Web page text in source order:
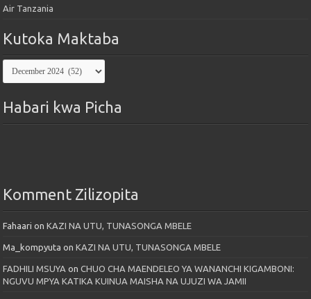
Air Tanzania
Kutoka Maktaba
Kutoka
Maktaba
Habari kwa Picha
Komment Zilizopita
Fahaari onKAZI NA UTU, TUNASONGA MBELE
Ma_kompyuta onKAZI NA UTU, TUNASONGA MBELE
FADHILI MSUYA onCHUO CHA MAENDELEO YA WANANCHI KIGAMBONI:
NGUVU MPYA KATIKA KUINUA MAISHA NA UJUZI WA JAMII